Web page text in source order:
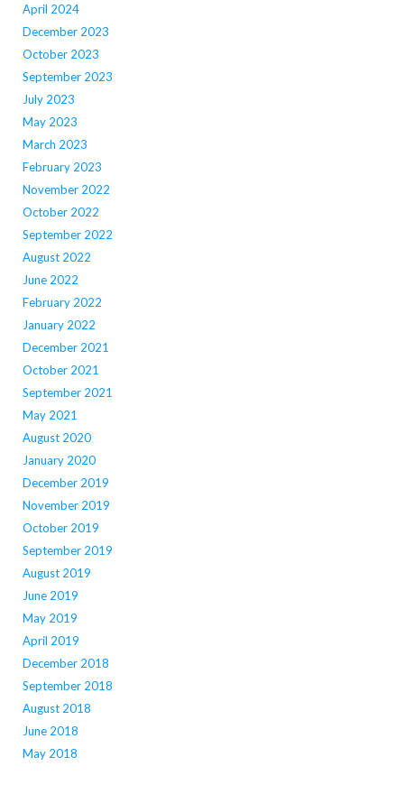
April 2024
December 2023
October 2023
September 2023
July 2023
May 2023
March 2023
February 2023
November 2022
October 2022
September 2022
August 2022
June 2022
February 2022
January 2022
December 2021
October 2021
September 2021
May 2021
August 2020
January 2020
December 2019
November 2019
October 2019
September 2019
August 2019
June 2019
May 2019
April 2019
December 2018
September 2018
August 2018
June 2018
May 2018